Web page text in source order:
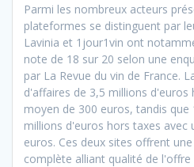
Parmi les nombreux acteurs
plateformes se distinguent par
Lavinia et 1jour1vin ont
note de 18 sur 20 selon une
par La Revue du vin de France.
d'affaires de 3,5 millions d'euros
moyen de 300 euros, tandis que
millions d'euros hors taxes avec
euros. Ces deux sites offrent
complète alliant qualité de l'offre